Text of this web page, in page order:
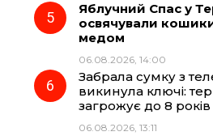
Яблучний Спас у
освячували
медом
06.08.2026, 14:00
Забрала сумку з
викинула ключі:
загрожує до 8
06.08.2026, 13:11